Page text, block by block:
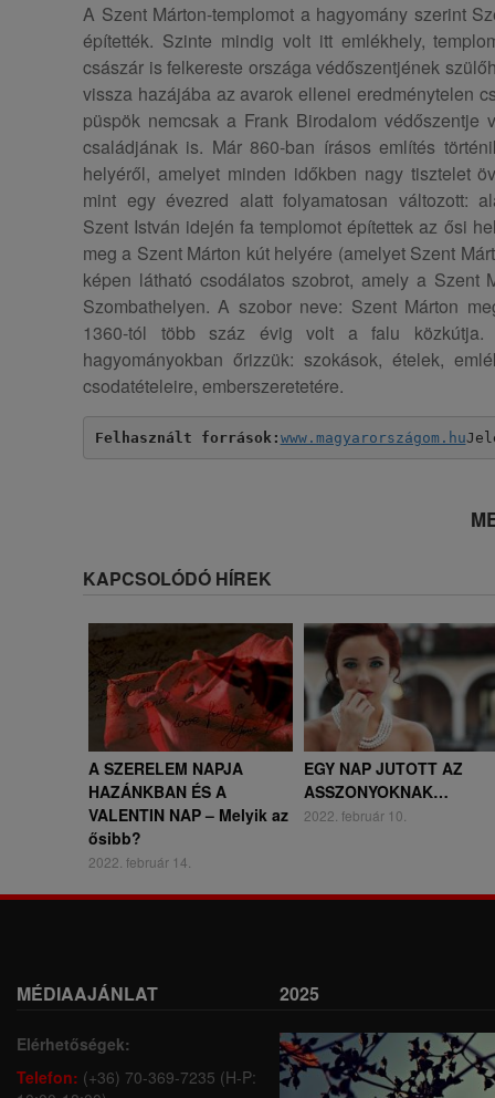
A Szent Márton-templomot a hagyomány szerint
építették. Szinte mindig volt itt emlékhely,
császár is felkereste országa védőszentjének
vissza hazájába az avarok ellenei eredménytelen
püspök nemcsak a Frank Birodalom védőszentje
családjának is. Már 860-ban írásos említés
helyéről, amelyet minden időkben nagy tisztelet
mint egy évezred alatt folyamatosan változott:
Szent István idején fa templomot építettek az ősi
meg a Szent Márton kút helyére (amelyet Szent
képen látható csodálatos szobrot, amely a Szent
Szombathelyen. A szobor neve: Szent Márton
1360-tól több száz évig volt a falu közkútja.
hagyományokban őrizzük: szokások, ételek,
csodatételeire, emberszeretetére.
Felhasznált források: www.magyarországom.hu
KAPCSOLÓDÓ HÍREK
A SZERELEM NAPJA
HAZÁNKBAN ÉS A
VALENTIN NAP – Melyik az
ősibb?
2022. február 14.
EGY NAP JUTOTT AZ
ASSZONYOKNAK…
2022. február 10.
MÉDIAAJÁNLAT
Elérhetőségek:
Telefon: (+36) 70-369-7235 (H-P:
2025